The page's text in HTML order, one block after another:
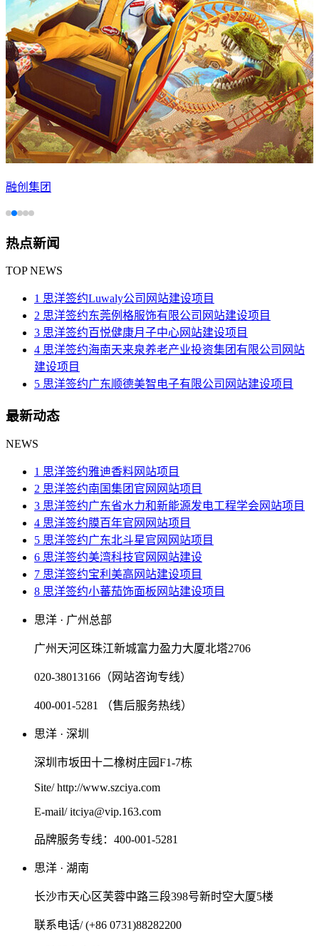
融创集团
热点新闻
TOP NEWS
1 思洋签约Luwaly公司网站建设项目
2 思洋签约东莞例格服饰有限公司网站建设项目
3 思洋签约百悦健康月子中心​网站建设项目
4 思洋签约海南天来泉养老产业投资集团有限公司网站
建设项目
5 思洋签约广东顺德美智电子有限公司网站建设项目
最新动态
NEWS
1 思洋签约雅迪香料网站项目
2 思洋签约南国集团官网网站项目
3 思洋签约广东省水力和新能源发电工程学会网站项目
4 思洋签约膜百年官网网站项目
5 思洋签约广东北斗星官网网站项目
6 思洋签约美湾科技官网网站建设
7 思洋签约宝利美高网站建设项目
8 思洋签约小蕃茄饰面板网站建设项目
思洋 · 广州总部
广州天河区珠江新城富力盈力大厦北塔2706
020-38013166（网站咨询专线）
400-001-5281 （售后服务热线）
思洋 · 深圳
深圳市坂田十二橡树庄园F1-7栋
Site/ http://www.szciya.com
E-mail/ itciya@vip.163.com
品牌服务专线：400-001-5281
思洋 · 湖南
长沙市天心区芙蓉中路三段398号新时空大厦5楼
联系电话/ (+86 0731)88282200